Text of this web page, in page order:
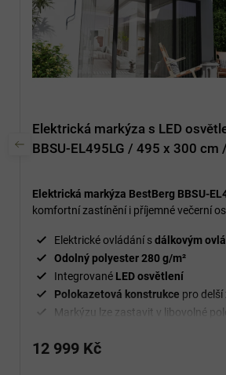
Elektrická markýza s LED
BBSU-EL495LG / 495 x 300 cm
Elektrická markýza BestBerg BBSU-
komfortní zastínění i příjemné večerní
Elektrické ovládání sdálkovým
Odolný polyester 280 g/m²
Integrované LED osvětlení
Polokazetová konstrukce pro
Markýzu lze zastavit v libovolné
12 999 Kč